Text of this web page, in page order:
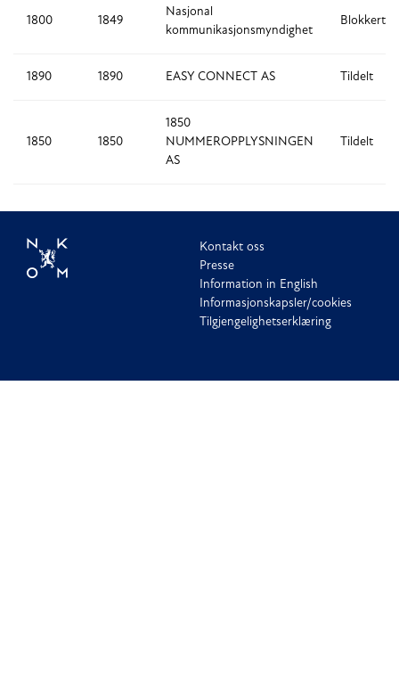
1800 1849
Nasjonal
kommunikasjonsmyndighet
Blokkert
1890 1890 EASY CONNECT AS Tildelt
1850 1850
1850
NUMMEROPPLYSNINGEN
AS
Tildelt
Kontakt oss
Presse
Information in English
Informasjonskapsler/cookies
Tilgjengelighetserklæring